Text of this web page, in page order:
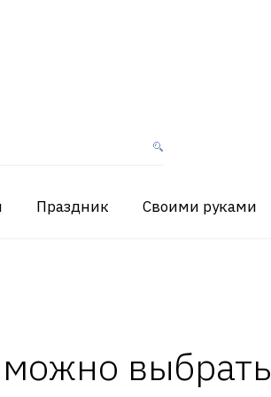
Праздник Своими руками
выбрать